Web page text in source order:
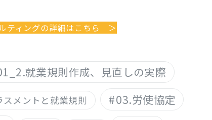
ティングの詳細はこちら ＞
就業規則作成、見直しの実際
スメントと就業規則 03.労使協定